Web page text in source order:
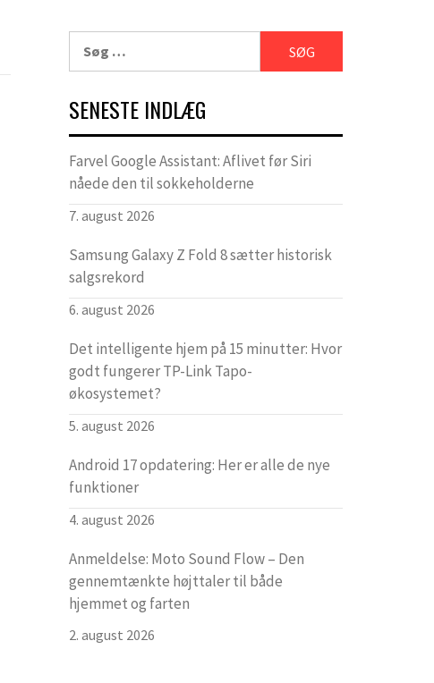
efter:
SENESTE INDLÆG
Farvel Google Assistant: Aflivet før Siri
nåede den til sokkeholderne
7. august 2026
Samsung Galaxy Z Fold 8 sætter historisk
salgsrekord
6. august 2026
Det intelligente hjem på 15 minutter: Hvor
godt fungerer TP-Link Tapo-
økosystemet?
5. august 2026
Android 17 opdatering: Her er alle de nye
funktioner
4. august 2026
Anmeldelse: Moto Sound Flow – Den
gennemtænkte højttaler til både
hjemmet og farten
2. august 2026